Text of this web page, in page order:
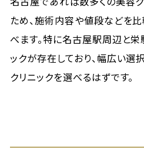
ため、施術内容や値段などを
べます。特に名古屋駅周辺と
ックが存在しており、幅広い
クリニックを選べるはずです。